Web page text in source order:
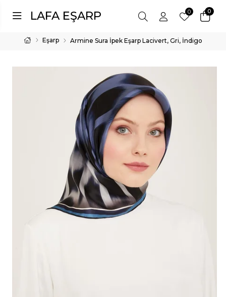
LAFA EŞARP 0
0
Eşarp Armine Sura İpek Eşarp Lacivert, Gri, İndigo